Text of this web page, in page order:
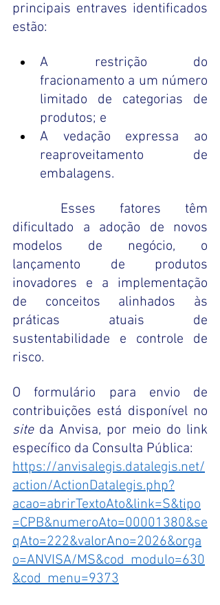
principais entraves identificados
estão:
A restrição do
fracionamento a um número
limitado de categorias de
produtos; e
A vedação expressa ao
reaproveitamento de
embalagens.
dificultado a adoção de novos
modelos de negócio, o
lançamento de produtos
inovadores e a implementação
de conceitos alinhados às
práticas atuais de
sustentabilidade e controle de
risco.
O formulário para envio de
site da Anvisa, por meio do link
específico da Consulta Pública:
https://anvisalegis.datalegis.net/
action/ActionDatalegis.php?
acao=abrirTextoAto&link=S&tipo
=CPB&numeroAto=00001380&se
qAto=222&valorAno=2026&orga
o=ANVISA/MS&cod_modulo=630
&cod_menu=9373